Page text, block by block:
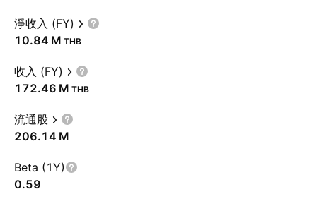
淨收入 (FY)
‪10.84 M‬ THB
收入 (FY)
‪172.46 M‬ THB
流通股
‪206.14 M‬
Beta (1Y)
0.59